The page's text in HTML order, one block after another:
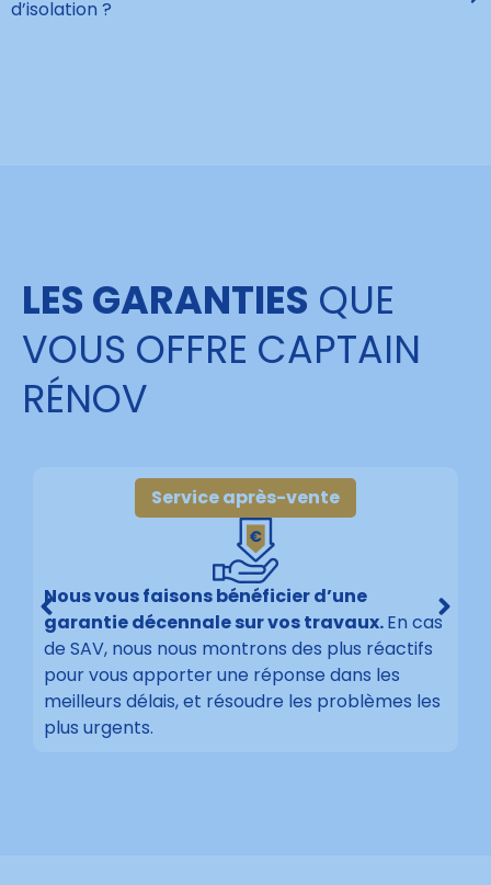
d’isolation ?
LES GARANTIES QUE
VOUS OFFRE CAPTAIN
RÉNOV
Service après-vente
Nous vous faisons bénéficier d’une
garantie décennale sur vos travaux.En cas
de SAV, nous nous montrons des plus réactifs
pour vous apporter une réponse dans les
meilleurs délais, et résoudre les problèmes les
plus urgents.